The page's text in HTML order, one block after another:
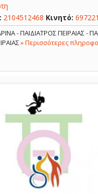
2104512468 Κινητό:
- ΠΑΙΔΙΑΤΡΟΣ ΠΕΙΡΑΙΑΣ -
» Περισσότερες